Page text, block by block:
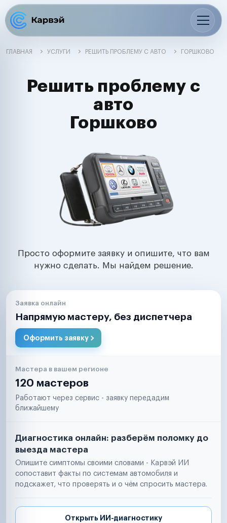
ГЛАВНАЯ УСЛУГИ РЕШИТЬ ПРОБЛЕМУ С АВТО ГОРШКОВО
Решить проблему с
авто
Горшково
Просто оформите заявку и опишите, что вам
нужно сделать. Мы найдем решение.
Заявка онлайн
Напрямую мастеру, без диспетчера
Оформить заявку
Мастера в вашем регионе
120 мастеров
Работают через сервис - заявку передадим
ближайшему
Диагностика онлайн: разберём поломку до
выезда мастера
Опишите симптомы своими словами - Карвэй ИИ
сопоставит факты по системам автомобиля и
подскажет, что проверять и о чём спросить мастера.
Открыть ИИ-диагностику